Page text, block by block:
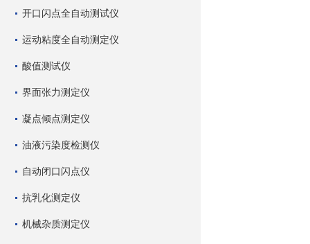
开口闪点全自动测试仪
运动粘度全自动测定仪
酸值测试仪
界面张力测定仪
凝点倾点测定仪
油液污染度检测仪
自动闭口闪点仪
抗乳化测定仪
机械杂质测定仪